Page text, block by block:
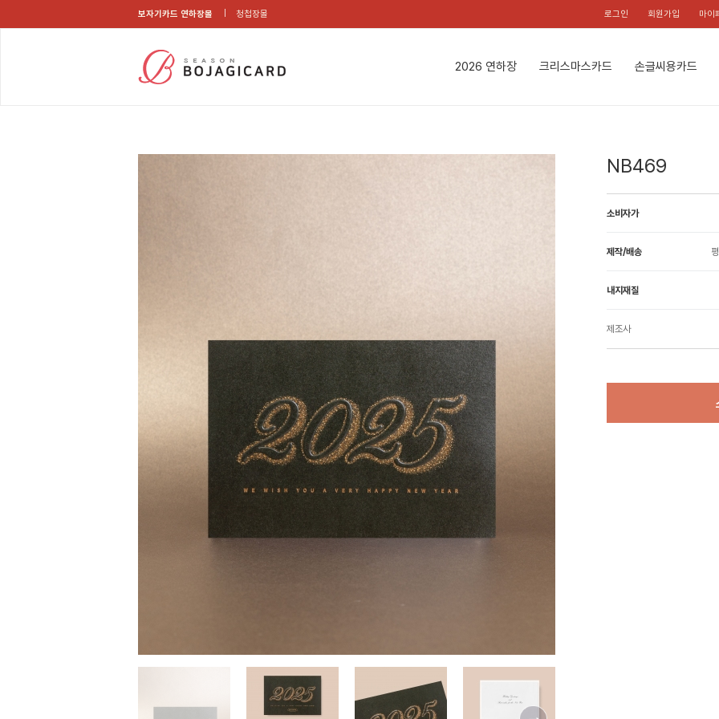
보자기카드 연하장몰 청첩장몰 로그인 회원가입 마이
2026 연하장 크리스마스카드 손글씨용카드
NB469
소비자가
제작/배송
내지재질
제조사